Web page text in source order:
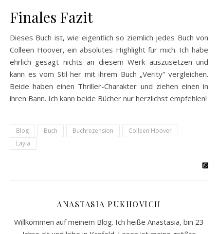
Finales Fazit
Dieses Buch ist, wie eigentlich so ziemlich jedes Buch von
Colleen Hoover, ein absolutes Highlight für mich. Ich habe
ehrlich gesagt nichts an diesem Werk auszusetzen und
kann es vom Stil her mit ihrem Buch „Verity“ vergleichen.
Beide haben einen Thriller-Charakter und ziehen einen in
ihren Bann. Ich kann beide Bücher nur herzlichst empfehlen!
Blog Buch Buchrezension
Colleen Hoover
Layla
ANASTASIA PUKHOVICH
Willkommen auf meinem Blog. Ich heiße Anastasia, bin 23